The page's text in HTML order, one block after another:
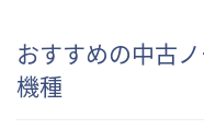
おすすめの中古
機種